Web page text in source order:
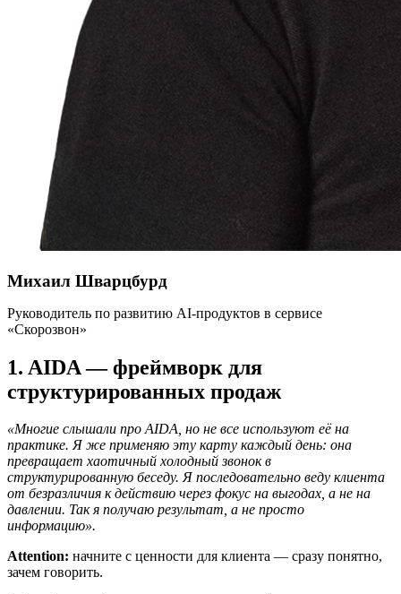
Михаил Шварцбурд
Руководитель по развитию AI-продуктов в сервисе
«Скорозвон»
1. AIDA — фреймворк для
структурированных продаж
«Многие слышали про AIDA, но не все используют её на
практике. Я же применяю эту карту каждый день: она
превращает хаотичный холодный звонок в
структурированную беседу. Я последовательно веду клиента
от безразличия к действию через фокус на выгодах, а не на
давлении. Так я получаю результат, а не просто
информацию».
Attention: начните с ценности для клиента — сразу понятно,
зачем говорить.